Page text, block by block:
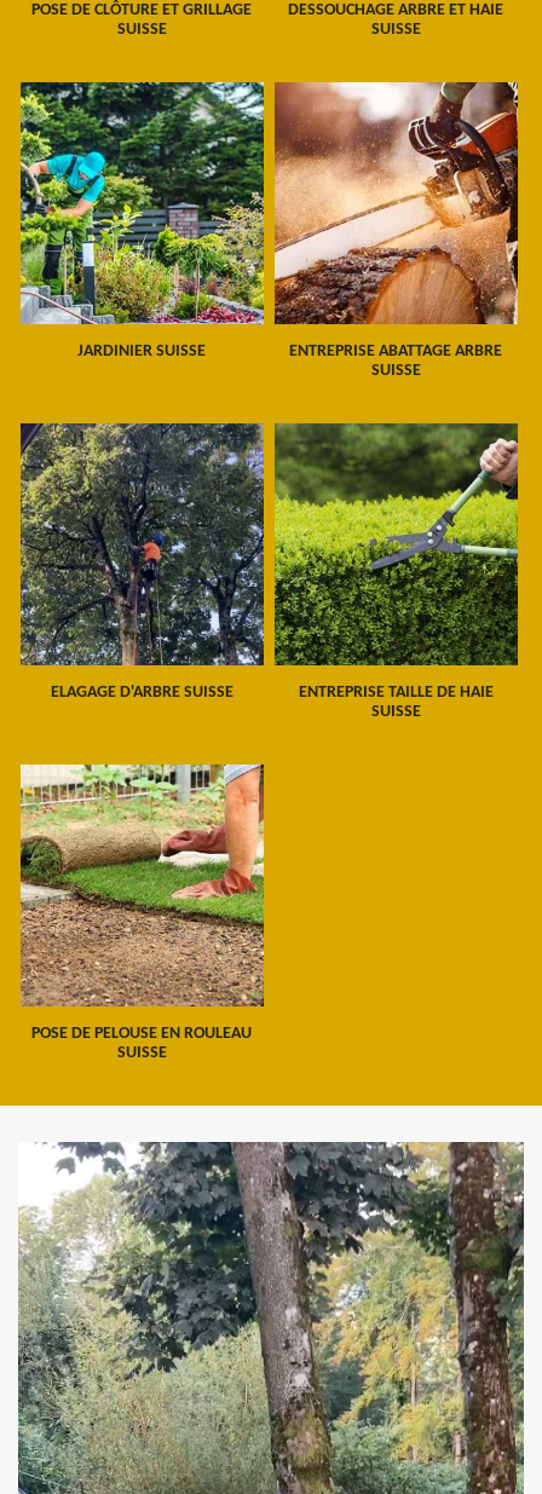
POSE DE CLÔTURE ET GRILLAGE
SUISSE
DESSOUCHAGE ARBRE ET HAIE
SUISSE
JARDINIER SUISSE
ENTREPRISE ABATTAGE ARBRE
SUISSE
ELAGAGE D'ARBRE SUISSE
ENTREPRISE TAILLE DE HAIE
SUISSE
POSE DE PELOUSE EN ROULEAU
SUISSE